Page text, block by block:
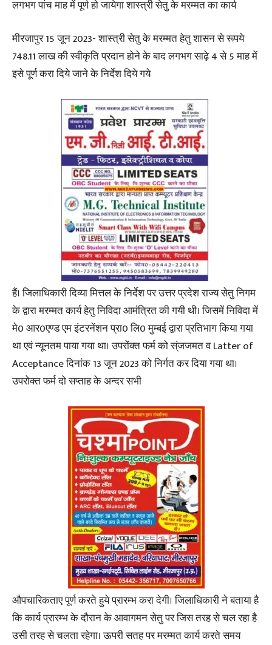
लगभग पांच माह में पूर्ण हो जायेगा शास्त्री सेतु के मरम्मत का कार्य
मीरजापुर 15 जून 2023- शास्त्री सेतु के मरम्मत हेतु शासन से रूपये
748.11 लाख की स्वीकृति प्रदान होने के बाद लगभग साढ़े 4 से 5 माह में
इसे पूर्ण करा दिये जाने के निर्देश दिये गये
हैं। जिलाधिकारी दिव्या मित्तल के निर्देश पर उत्तर प्रदेश राज्य सेतु निगम
के द्वारा मरम्मत कार्य हेतु निविदा आमंत्रित की गयी थी। जिसमें निविदा में
मे0 आर0एण्ड एम इंटरनेंशन प्रा0 लि0 मुम्बई द्वारा प्रतिभाग किया गया
था एवं न्यूनतम पाया गया था। उपरोंक्त फर्म को स्ंजजमत व Latter of
Acceptance दिनांक 13 जून 2023 को निर्गत कर दिया गया था।
उपरोक्त फर्म दो सप्ताह के अन्दर सभी
औपचारिकताए पूर्ण करते हुये प्रारम्भ करा देगी। जिलाधिकारी ने बताया है
कि कार्य प्रारम्भ के दौरान के आवागमन सेतु पर जिस तरह से चल रहा है
उसी तरह से चलता रहेगा। ऊपरी सतह पर मरम्मत कार्य करते समय